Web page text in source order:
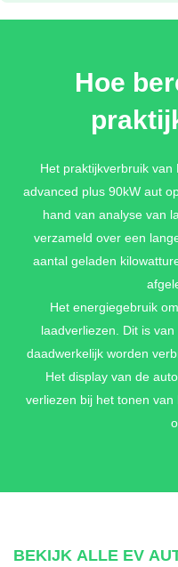
Hoe
Het praktijkverbruik van
advanced plus 90kW aut
hand van analyse van
verzameld over een
aantal geladen
Het energiegebruik
laadverliezen. Dit is
daadwerkelijk worden
Het display van de
verliezen bij het tonen
BEKIJK ALLE EV